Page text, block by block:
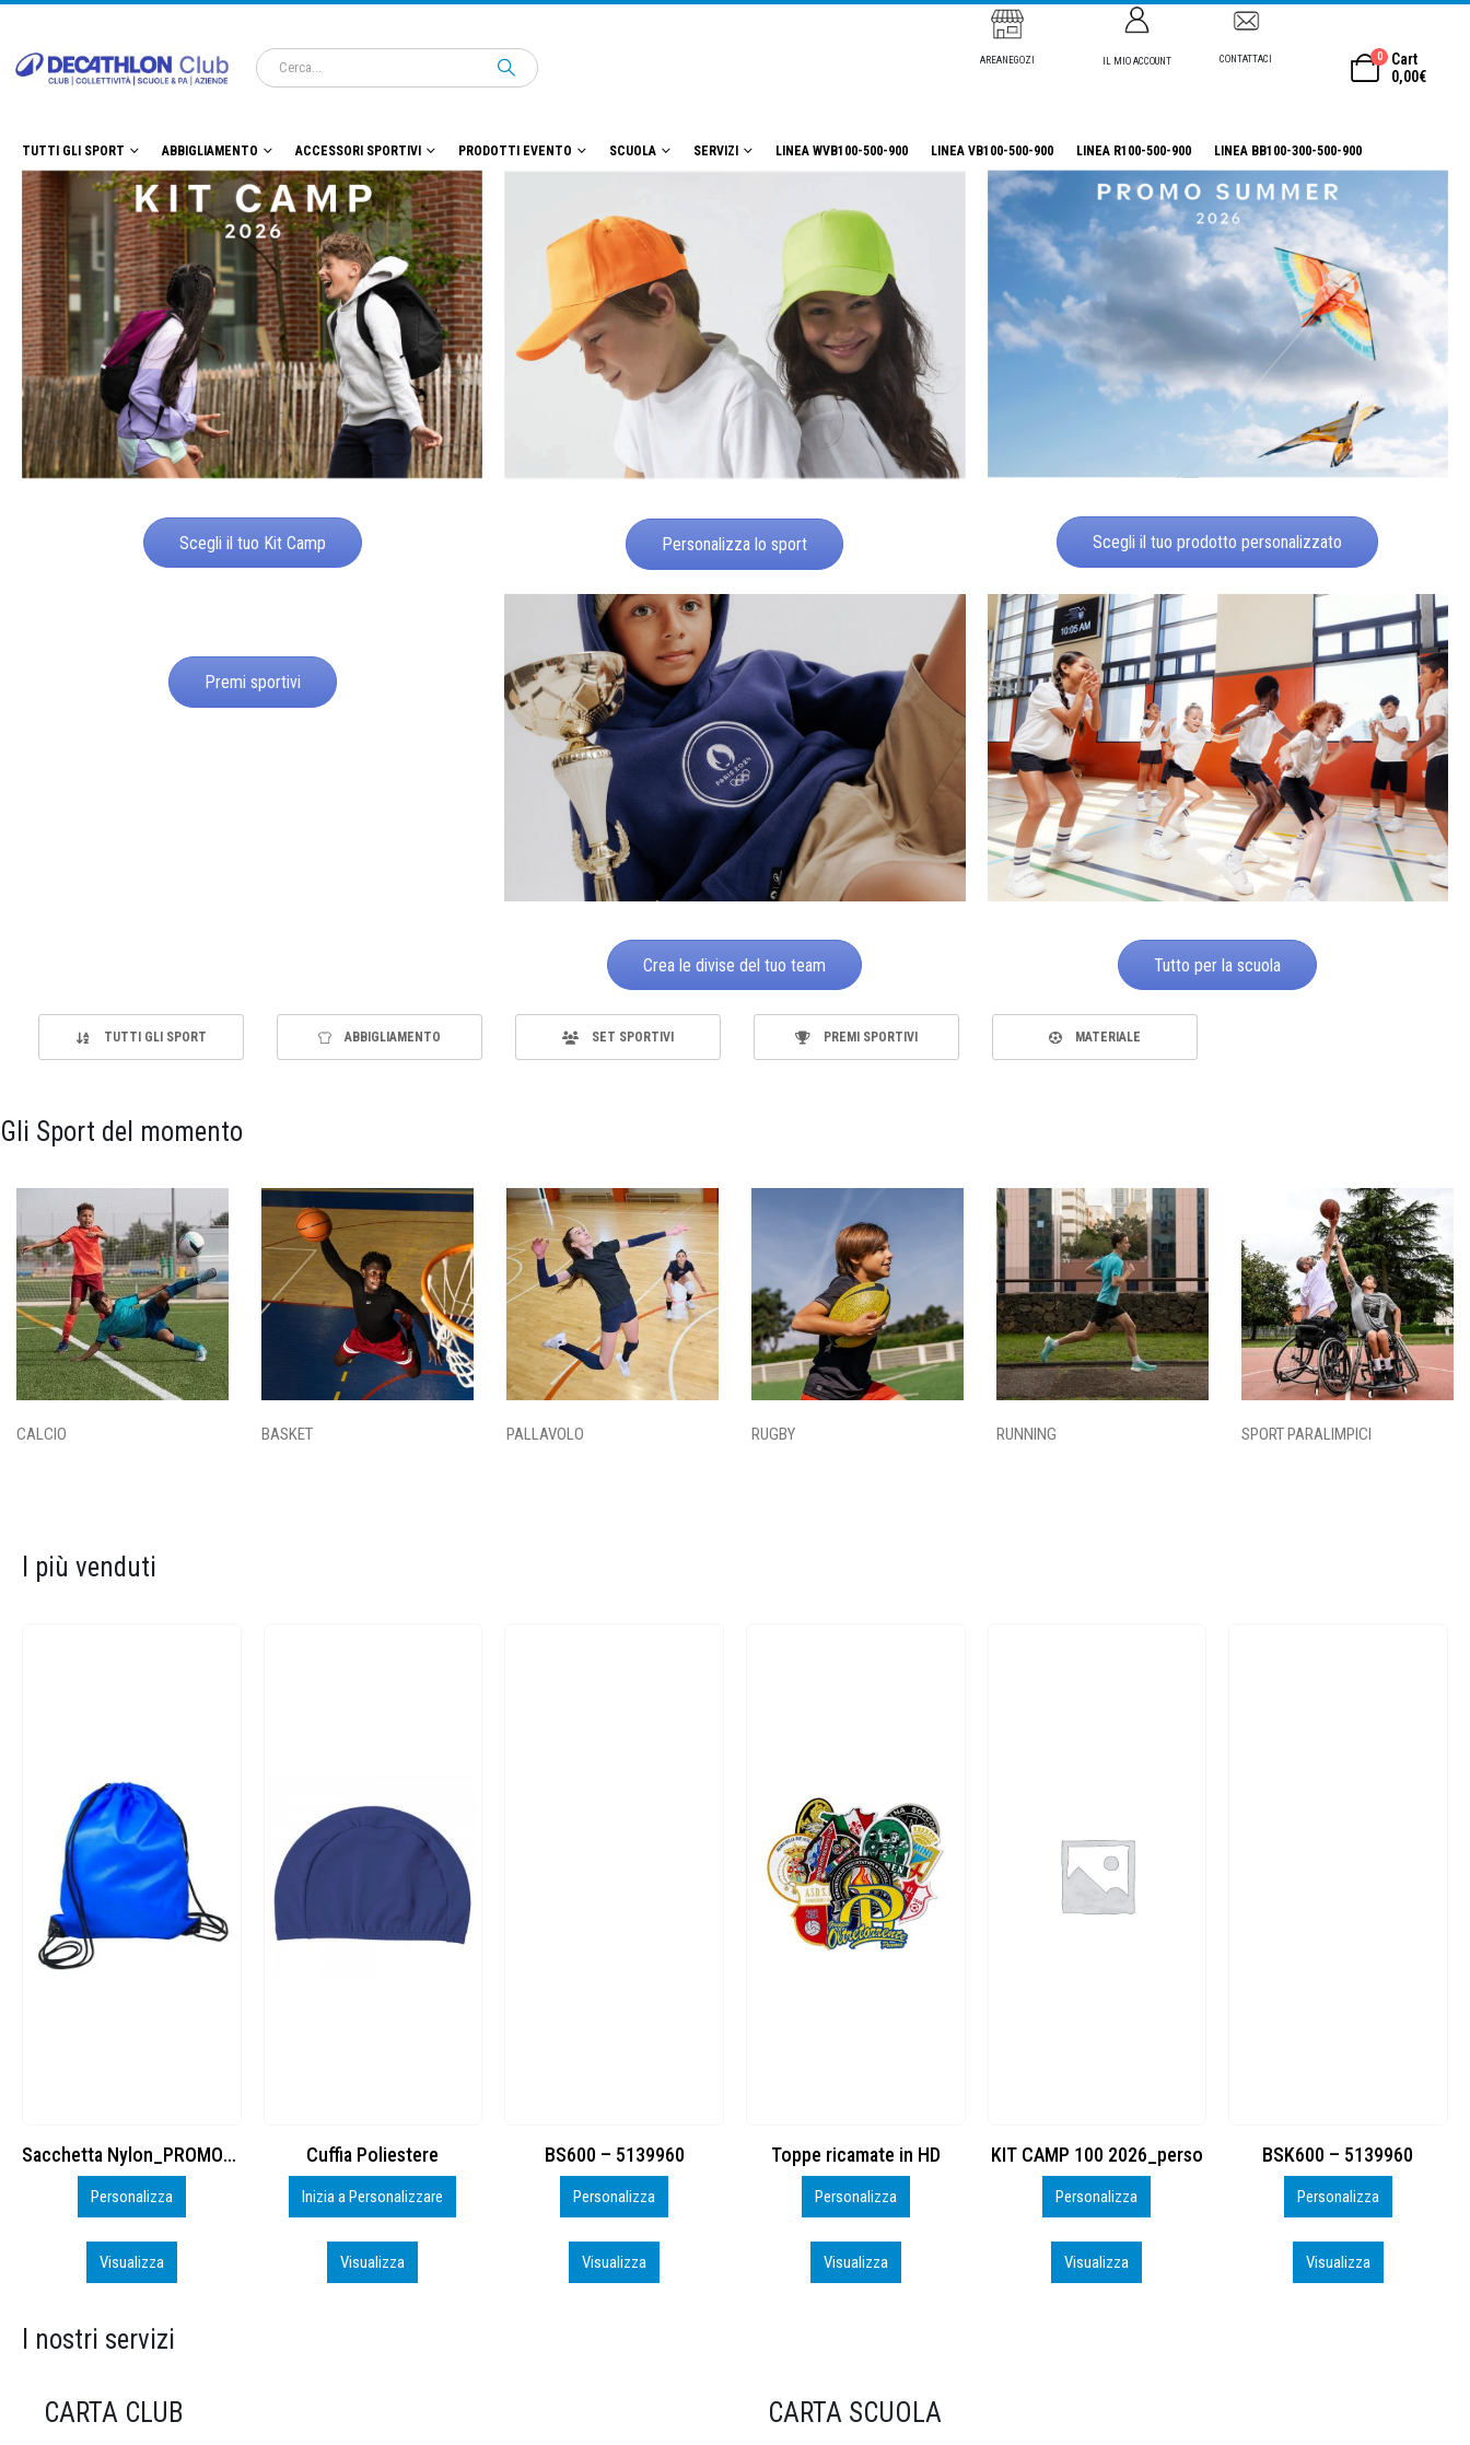
AREANEGOZI IL MIO ACCOUNT CONTATTACI 0
Cart
0,00€
TUTTI GLI SPORT ABBIGLIAMENTO ACCESSORI SPORTIVI PRODOTTI EVENTO SCUOLA SERVIZI LINEA WVB100-500-900 LINEA VB100-500-900 LINEA R100-500-900 LINEA BB100-300-500-900
Scegli il tuo Kit Camp Personalizza lo sport Scegli il tuo prodotto personalizzato
Premi sportivi
Crea le divise del tuo team Tutto per la scuola
TUTTI GLI SPORT ABBIGLIAMENTO SET SPORTIVI PREMI SPORTIVI MATERIALE
Gli Sport del momento
CALCIO BASKET PALLAVOLO RUGBY RUNNING SPORT PARALIMPICI
I più venduti
Cuffia Poliestere
Inizia a Personalizzare
Visualizza
BS600 – 5139960
Personalizza
Visualizza
Toppe ricamate in HD
Personalizza
Visualizza
KIT CAMP 100 2026_perso
Personalizza
Visualizza
BSK600 – 5139960
Personalizza
Visualizza
DTF
Personalizza
Visualizza
I nostri servizi
CARTA CLUB CARTA SCUOLA